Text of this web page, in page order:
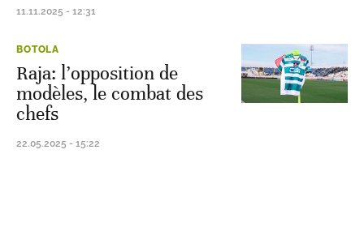
11.11.2025 - 12:31
BOTOLA
Raja: l’opposition de
modèles, le combat des
chefs
22.05.2025 - 15:22